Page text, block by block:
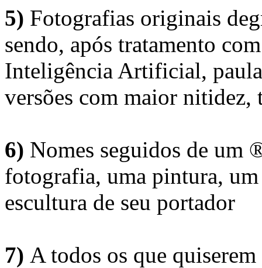
5) Fotografias originais
sendo, após tratamento
Inteligência Artificial,
versões com maior nitidez,
6) Nomes seguidos de um
fotografia, uma pintura,
escultura de seu portador
7) A todos os que